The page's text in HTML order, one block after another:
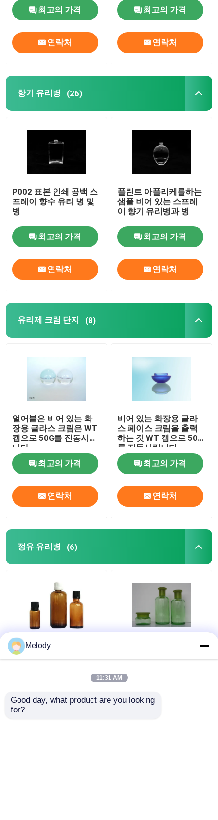
제품
우리 에 관한 것
공장 투어
품질 관리
비어 있는 유리병
향기 유리병
정유 유리병
유리제 음료 병
병을 공급하는 글라스 유아
화장품 포장 상자
선물 카드보드 박스
종이 운반체 백
향수 포장 상자
크 라프 트 종이 라이너
최고의 가격
연락처
최고의 가격
연락처
향기 유리병 (26)
P002 표본 인쇄 공백 스
프레이 향수 유리 병 및
병
최고의 가격
연락처
플린트 아플리케를하는
샘플 비어 있는 스프레
이 향기 유리병과 병
최고의 가격
연락처
유리제 크림 단지 (8)
얼어붙은 비어 있는 화
장용 글라스 크림은 WT
캡으로 50G를 진동시킵
니다
최고의 가격
연락처
비어 있는 화장용 글라
스 페이스 크림을 출력
하는 것 WT 캡으로 50G
를 진동시킵니다
최고의 가격
연락처
정유 유리병 (6)
캡 점적기와 호박색의
정유 유리병 100 밀리람
오리피스 리듀서 & 캡과
Melody
11:31 AM
Good day, what product are you looking
for?